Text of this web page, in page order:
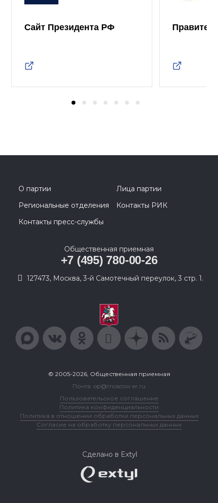
Сайт Президента РФ
О партии
Лица партии
Региональные отделения
Контакты РИК
Контакты пресс-службы
Общественная приемная
+7 (495) 780-00-26
127473, Москва, 3-й Самотечный переулок, 3 стр. 1.
© 2005-2026, Общественная приемная
Почта: op@moscow.er.ru
Пользовательское соглашение
Политика конфиденциальности
Политика в отношении обработки персональных данных
Согласие на обработку персональных данных
Сделано в Extyl